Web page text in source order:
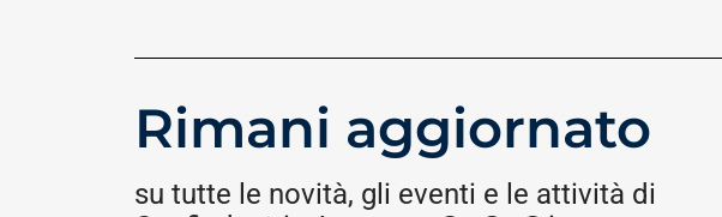
Rimani aggiornato
su tutte le novità, gli eventi e le attività di